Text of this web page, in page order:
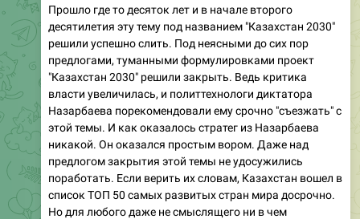
Прошло где то десяток лет и в начале второго
десятилетия эту тему под названием "Казахстан 2030"
решили успешно слить. Под неясными до сих пор
предлогами, туманными формулировками проект
"Казахстан 2030" решили закрыть. Ведь критика
власти увеличилась, и политтехнологи диктатора
Назарбаева порекомендовали ему срочно "съезжать" с
этой темы. И как оказалось стратег из Назарбаева
никакой. Он оказался простым вором. Даже над
предлогом закрытия этой темы не удосужились
поработать. Если верить их словам, Казахстан вошел в
список ТОП 50 самых развитых стран мира досрочно.
Но для любого даже не смыслящего ни в чем